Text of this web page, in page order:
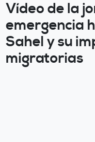
Vídeo de la
emergencia
Sahel y su
migratorias